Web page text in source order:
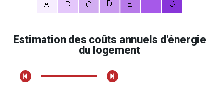
Estimation des coûts annuels d'énergie
du logement